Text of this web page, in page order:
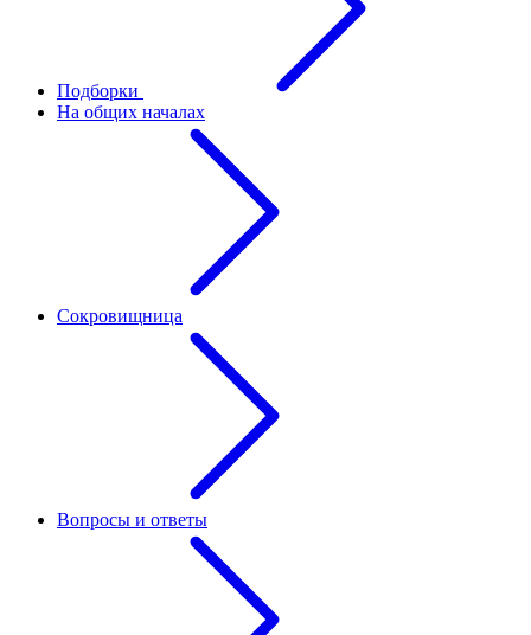
Подборки
На общих началах
Сокровищница
Вопросы и ответы